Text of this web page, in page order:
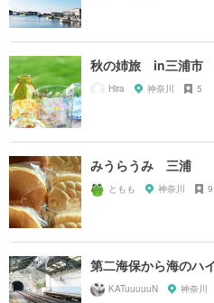
秋の姉旅 in三浦市
Hira 神奈川 5
みうらうみ 三浦
ともも 神奈川 9
第二海保から海のハ
KATuuuuuN 神奈川